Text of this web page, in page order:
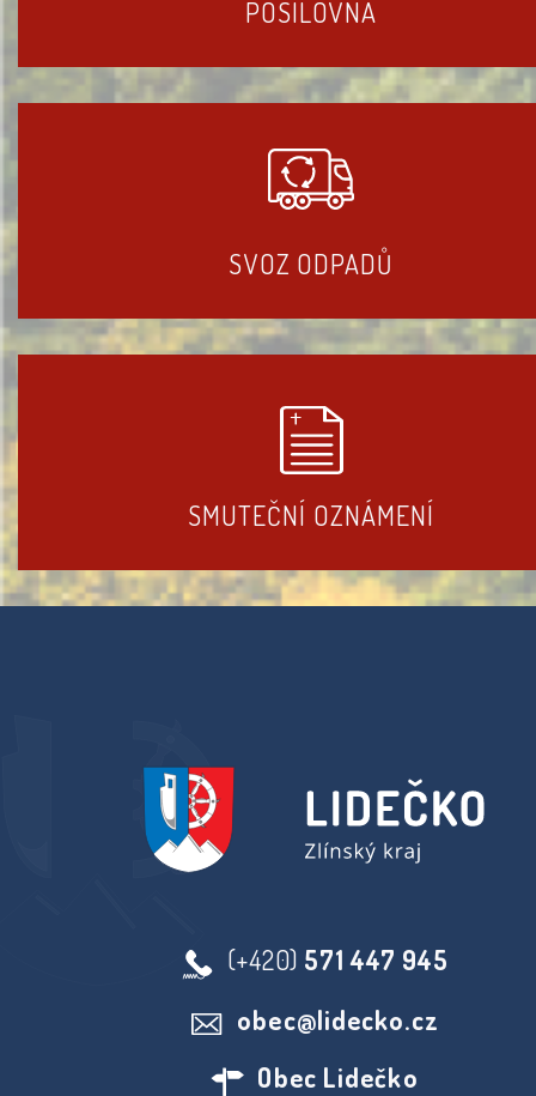
POSILOVNA
SVOZ ODPADŮ
SMUTEČNÍ OZNÁMENÍ
(+420) 571 447 945
obec@lidecko.cz
Obec Lidečko